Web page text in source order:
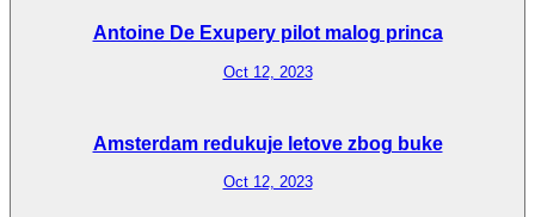
Antoine De Exupery pilot malog princa
Oct 12, 2023
Amsterdam redukuje letove zbog buke
Oct 12, 2023